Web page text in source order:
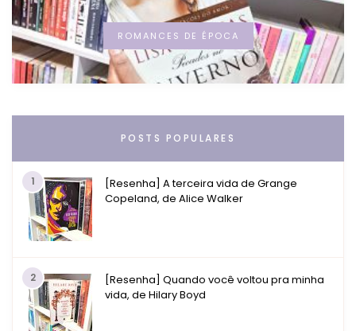
ROMANCES DE ÉPOCA
POSTS POPULARES
1
[Resenha] A terceira vida de Grange
Copeland, de Alice Walker
2
[Resenha] Quando você voltou pra minha
vida, de Hilary Boyd